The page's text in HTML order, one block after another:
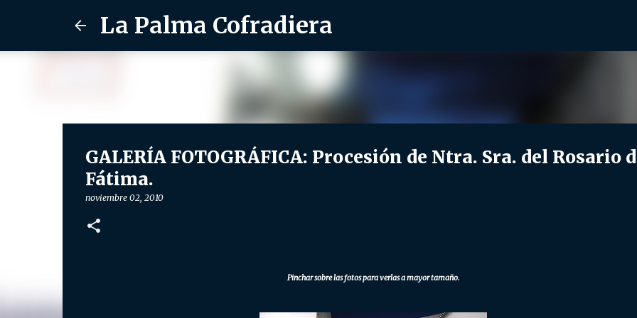
La Palma Cofradiera
GALERÍA FOTOGRÁFICA: Procesión de Ntra. Sra. del Rosario
Fátima.
noviembre 02, 2010
Pinchar sobre las fotos para verlas a mayor tamaño.